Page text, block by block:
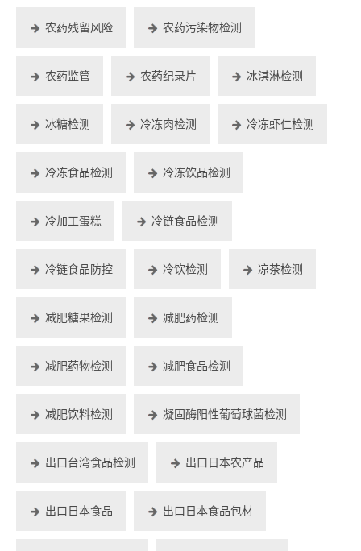
农药残留风险 农药污染物检测
农药监管 农药纪录片 冰淇淋检测
冰糖检测 冷冻肉检测 冷冻虾仁检测
冷冻食品检测 冷冻饮品检测
冷加工蛋糕 冷链食品检测
冷链食品防控 冷饮检测 凉茶检测
减肥糖果检测 减肥药检测
减肥药物检测 减肥食品检测
减肥饮料检测 凝固酶阳性葡萄球菌检测
出口台湾食品检测 出口日本农产品
出口日本食品 出口日本食品包材